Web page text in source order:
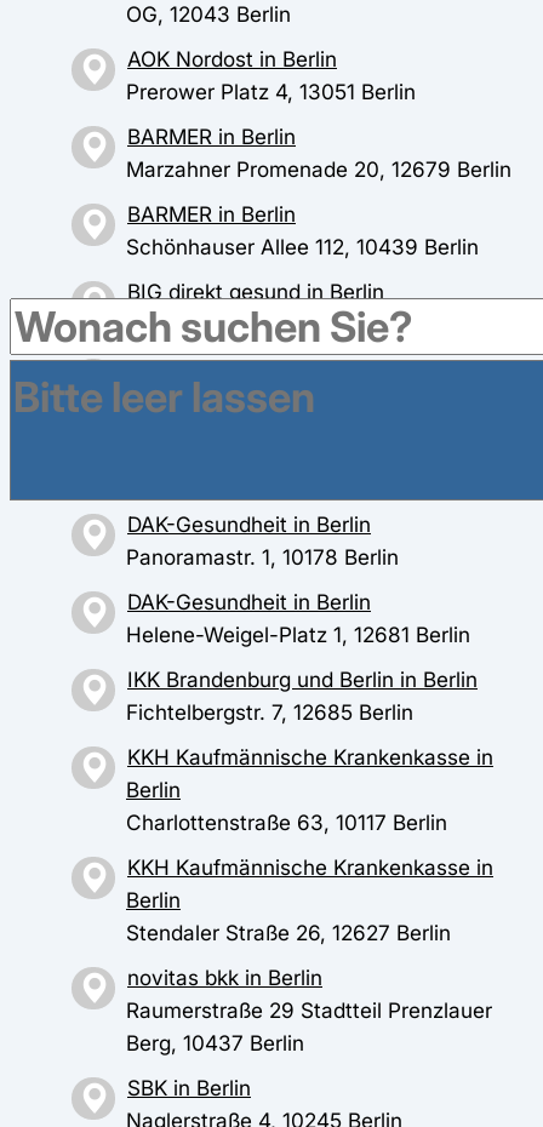
OG, 12043 Berlin
AOK Nordost in Berlin
Prerower Platz 4, 13051 Berlin
BARMER in Berlin
Marzahner Promenade 20, 12679 Berlin
BARMER in Berlin
Schönhauser Allee 112, 10439 Berlin
BIG direkt gesund in Berlin
Markgrafenstr. 22, 10117 Berlin
BKK mkk in Berlin
Prenzlauer Allee 96, 10409 Berlin
DAK-Gesundheit in Berlin
Panoramastr. 1, 10178 Berlin
DAK-Gesundheit in Berlin
Helene-Weigel-Platz 1, 12681 Berlin
IKK Brandenburg und Berlin in Berlin
Fichtelbergstr. 7, 12685 Berlin
KKH Kaufmännische Krankenkasse in
Berlin
Charlottenstraße 63, 10117 Berlin
KKH Kaufmännische Krankenkasse in
Berlin
Stendaler Straße 26, 12627 Berlin
novitas bkk in Berlin
Raumerstraße 29 Stadtteil Prenzlauer
Berg, 10437 Berlin
SBK in Berlin
Naglerstraße 4, 10245 Berlin